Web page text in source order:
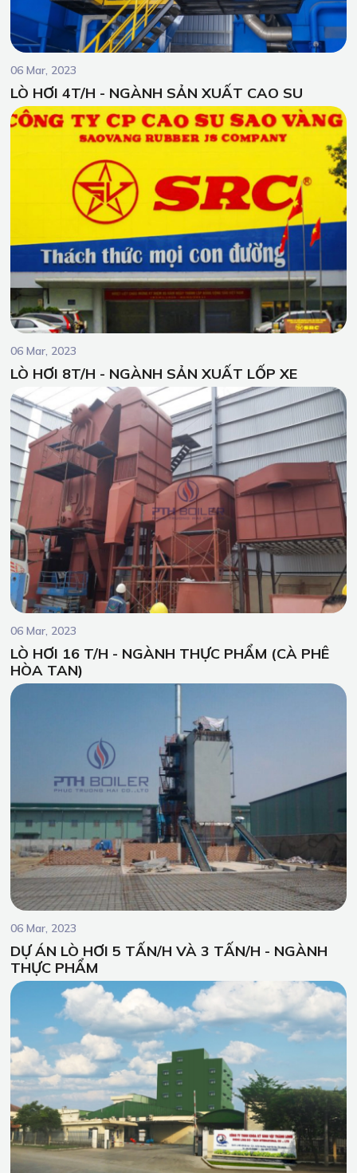
06 Mar, 2023
LÒ HƠI 4T/H - NGÀNH SẢN XUẤT CAO SU
06 Mar, 2023
LÒ HƠI 8T/H - NGÀNH SẢN XUẤT LỐP XE
06 Mar, 2023
LÒ HƠI 16 T/H - NGÀNH THỰC PHẨM (CÀ PHÊ
HÒA TAN)
06 Mar, 2023
DỰ ÁN LÒ HƠI 5 TẤN/H VÀ 3 TẤN/H - NGÀNH
THỰC PHẨM